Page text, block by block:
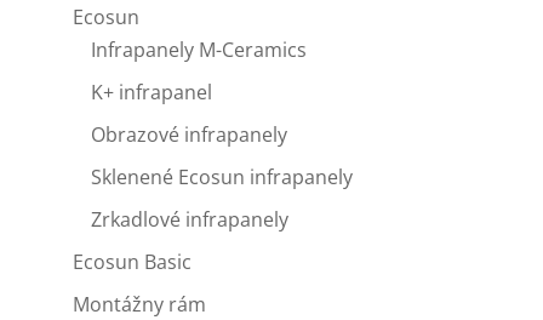
Ecosun
Infrapanely M-Ceramics
K+ infrapanel
Obrazové infrapanely
Sklenené Ecosun infrapanely
Zrkadlové infrapanely
Ecosun Basic
Montážny rám